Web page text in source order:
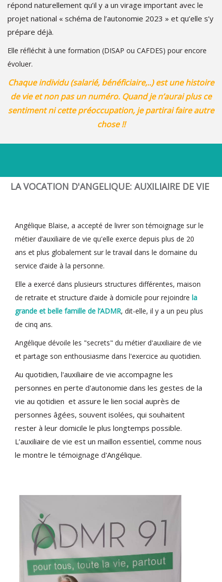
répond naturellement qu’il y a un virage important avec le
projet national « schéma de l’autonomie 2023 » et qu’elle s’y
prépare déjà.
Elle réfléchit à une formation (DISAP ou CAFDES) pour encore
évoluer.
Chaque individu (salarié, bénéficiaire,..) est une histoire
de vie et non pas un numéro. Quand je n’aurai plus ce
sentiment ni cette préoccupation, je partirai faire autre
chose !!
LA VOCATION D'ANGELIQUE: AUXILIAIRE DE VIE
Angélique Blaise, a accepté de livrer son témoignage sur le
métier d’auxiliaire de vie qu'elle exerce depuis plus de 20
ans et plus globalement sur le travail dans le domaine du
service d’aide à la personne.
Elle a exercé dans plusieurs structures différentes, maison
de retraite et structure d’aide à domicile pour rejoindre la
grande et belle famille de l’ADMR, dit-elle, il y a un peu plus
de cinq ans.
Angélique dévoile les "secrets" du métier d'auxiliaire de vie
et partage son enthousiasme dans l'exercice au quotidien.
Au quotidien, l'auxiliaire de vie accompagne les
personnes en perte d'autonomie dans les gestes de la
vie au qotidien et assure le lien social auprès de
personnes âgées, souvent isolées, qui souhaitent
rester à leur domicile le plus longtemps possible.
L’auxiliaire de vie est un maillon essentiel, comme nous
le montre le témoignage d'Angélique.